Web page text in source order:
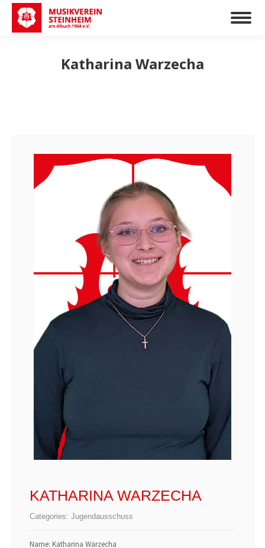
Katharina Warzecha
KATHARINA WARZECHA
Categories: Jugendausschuss
Name: Katharina Warzecha